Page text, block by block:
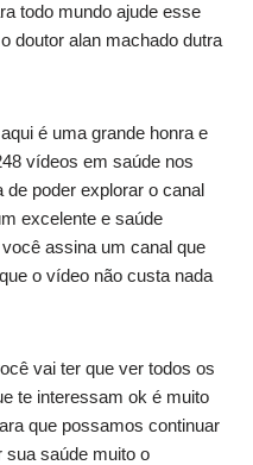
todo mundo ajude esse
doutor alan machado dutra
é uma grande honra e
vídeos em saúde nos
poder explorar o canal
excelente e saúde
assina um canal que
o vídeo não custa nada
vai ter que ver todos os
te interessam ok é muito
que possamos continuar
sua saúde muito o